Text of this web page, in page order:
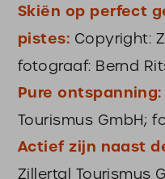
Skiën op perfect
pistes: Copyright:
fotograaf: Bernd
Pure ontspanning:
Tourismus GmbH;
Actief zijn naast
Zillertal Tourismus